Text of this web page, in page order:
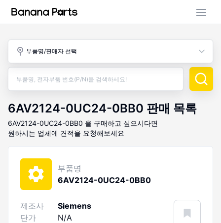
부품명/판매자 선택
6AV2124-0UC24-0BB0 판매 목록
6AV2124-0UC24-0BB0 을 구매하고 싶으시다면
원하시는 업체에 견적을 요청해보세요
부품명
6AV2124-0UC24-0BB0
제조사
Siemens
단가
N/A